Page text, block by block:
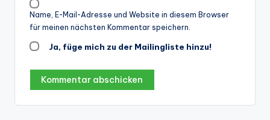
Name, E-Mail-Adresse und Website in diesem Browser
für meinen nächsten Kommentar speichern.
Ja, füge mich zu der Mailingliste hinzu!